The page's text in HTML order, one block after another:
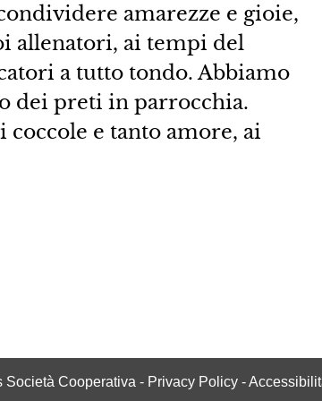
amarezze e gioie,
allenatori, ai tempi del
a tutto tondo. Abbiamo
dei preti in parrocchia.
e tanto amore, ai
Società Cooperativa - Privacy Policy -